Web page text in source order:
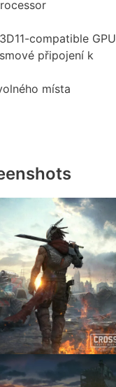
compatible GPU
připojení k
místa